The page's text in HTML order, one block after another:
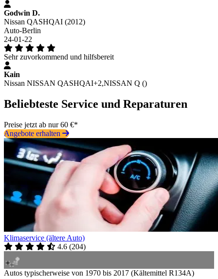
Godwin D.
Nissan QASHQAI (2012)
Auto-Berlin
24-01-22
Sehr zuvorkommend und hilfsbereit
Kain
Nissan NISSAN QASHQAI+2,NISSAN Q ()
Beliebteste Service und Reparaturen
Preise jetzt ab nur 60 €*
Angebote erhalten
Klimaservice (ältere Auto)
4.6 (204)
Autos typischerweise von 1970 bis 2017 (Kältemittel R134A)